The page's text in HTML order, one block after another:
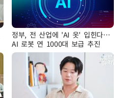
정부, 전 산업에 'AI 옷' 입힌다…
AI 로봇 연 1000대 보급 추진